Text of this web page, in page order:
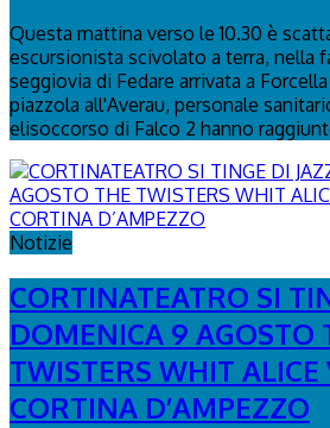
Questa mattina verso le 10.30 è
escursionista scivolato a terra, nella
seggiovia di Fedare arrivata a
piazzola all'Averau, personale
elisoccorso di Falco 2 hanno
Notizie
CORTINATEATRO SI
DOMENICA 9 AGOSTO
TWISTERS WHIT
CORTINA D’AMPEZZO